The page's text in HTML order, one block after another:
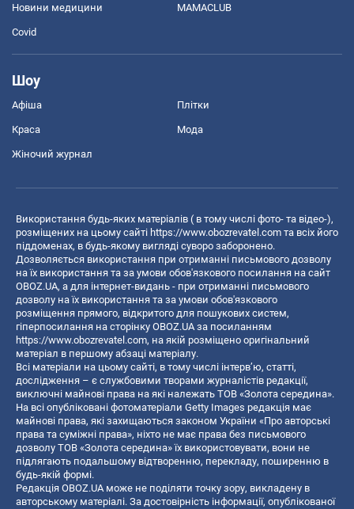
Новини медицини MAMACLUB
Covid
Шоу
Афіша Плітки
Краса Мода
Жіночий журнал
Використання будь-яких матеріалів ( в тому числі фото- та відео-),
розміщених на цьому сайті https://www.obozrevatel.com та всіх його
піддоменах, в будь-якому вигляді суворо заборонено.
Дозволяється використання при отриманні письмового дозволу
на їх використання та за умови обов'язкового посилання на сайт
OBOZ.UA, а для інтернет-видань - при отриманні письмового
дозволу на їх використання та за умови обов'язкового
розміщення прямого, відкритого для пошукових систем,
гіперпосилання на сторінку OBOZ.UA за посиланням
https://www.obozrevatel.com, на якій розміщено оригінальний
матеріал в першому абзаці матеріалу.
Всі матеріали на цьому сайті, в тому числі інтерв’ю, статті,
дослідження – є службовими творами журналістів редакції,
виключні майнові права на які належать ТОВ «Золота середина».
На всі опубліковані фотоматеріали Getty Images редакція має
майнові права, які захищаються законом України «Про авторські
права та суміжні права», ніхто не має права без письмового
дозволу ТОВ «Золота середина» їх використовувати, вони не
підлягають подальшому відтворенню, перекладу, поширенню в
будь-якій формі.
Редакція OBOZ.UA може не поділяти точку зору, викладену в
авторському матеріалі. За достовірність інформації, опублікованої